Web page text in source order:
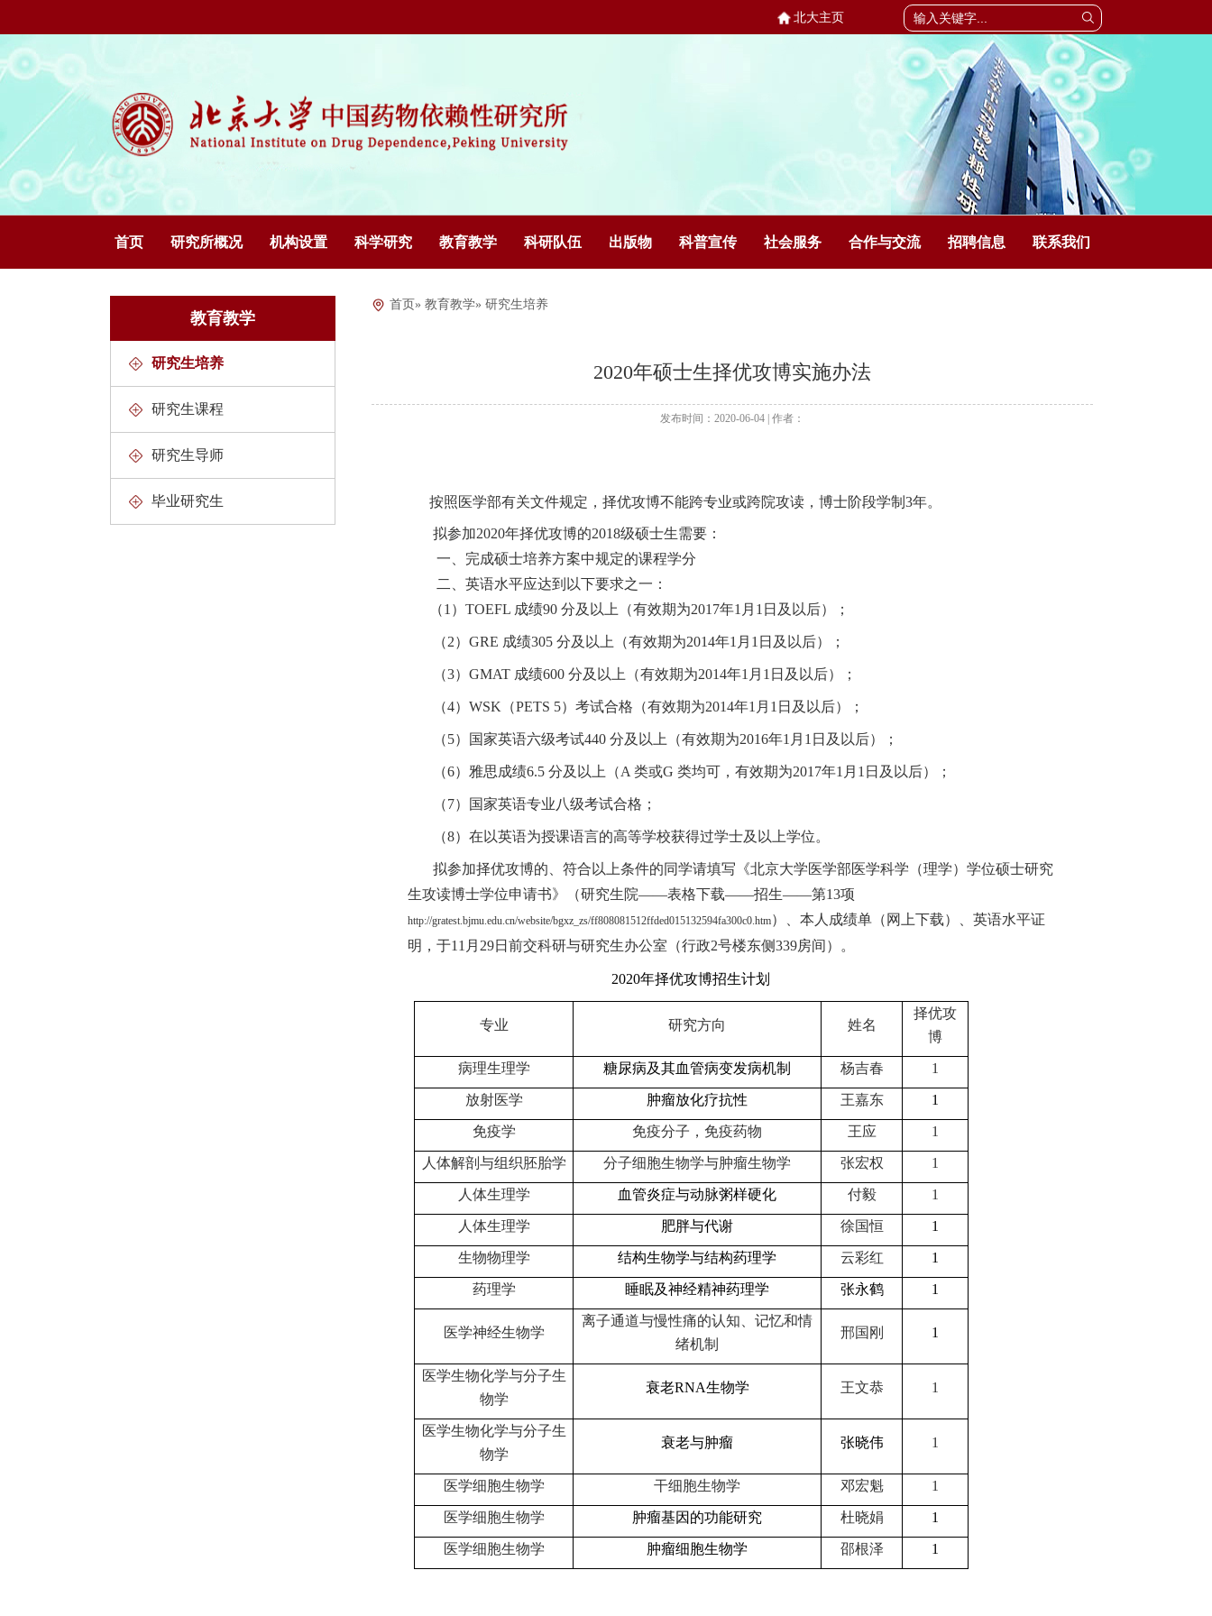
北大主页
首页 研究所概况 机构设置 科学研究 教育教学 科研队伍 出版物 科普宣传 社会服务 合作与交流 招聘信息 联系我们
教育教学
研究生培养
研究生课程
研究生导师
毕业研究生
首页» 教育教学» 研究生培养
2020年硕士生择优攻博实施办法
发布时间：2020-06-04 | 作者：
按照医学部有关文件规定，择优攻博不能跨专业或跨院攻读，博士阶段学制3年。
拟参加2020年择优攻博的2018级硕士生需要：
一、完成硕士培养方案中规定的课程学分
二、英语水平应达到以下要求之一：
（1）TOEFL 成绩90 分及以上（有效期为2017年1月1日及以后）；
（2）GRE 成绩305 分及以上（有效期为2014年1月1日及以后）；
（3）GMAT 成绩600 分及以上（有效期为2014年1月1日及以后）；
（4）WSK（PETS 5）考试合格（有效期为2014年1月1日及以后）；
（5）国家英语六级考试440 分及以上（有效期为2016年1月1日及以后）；
（6）雅思成绩6.5 分及以上（A 类或G 类均可，有效期为2017年1月1日及以后）；
（7）国家英语专业八级考试合格；
（8）在以英语为授课语言的高等学校获得过学士及以上学位。
拟参加择优攻博的、符合以上条件的同学请填写《北京大学医学部医学科学（理学）学位硕士研究
生攻读博士学位申请书》（研究生院——表格下载——招生——第13项
http://gratest.bjmu.edu.cn/website/bgxz_zs/ff808081512ffded015132594fa300c0.htm）、本人成绩单（网上下载）、英语水平证
明，于11月29日前交科研与研究生办公室（行政2号楼东侧339房间）。
2020年择优攻博招生计划
专业 研究方向 姓名
择优攻
博
病理生理学 糖尿病及其血管病变发病机制 杨吉春 1
放射医学 肿瘤放化疗抗性 王嘉东 1
免疫学 免疫分子，免疫药物 王应 1
人体解剖与组织胚胎学 分子细胞生物学与肿瘤生物学 张宏权 1
人体生理学 血管炎症与动脉粥样硬化 付毅 1
人体生理学 肥胖与代谢 徐国恒 1
生物物理学 结构生物学与结构药理学 云彩红 1
药理学 睡眠及神经精神药理学 张永鹤 1
医学神经生物学
离子通道与慢性痛的认知、记忆和情
绪机制
邢国刚 1
医学生物化学与分子生
物学
衰老RNA生物学 王文恭 1
医学生物化学与分子生
物学
衰老与肿瘤 张晓伟 1
医学细胞生物学 干细胞生物学 邓宏魁 1
医学细胞生物学 肿瘤基因的功能研究 杜晓娟 1
医学细胞生物学 肿瘤细胞生物学 邵根泽 1